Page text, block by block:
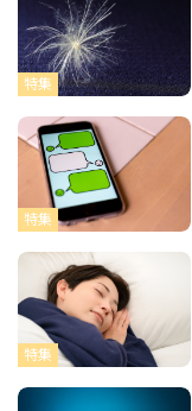
特集
特集
特集